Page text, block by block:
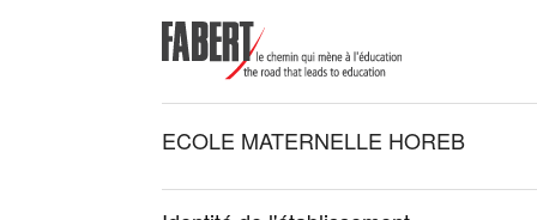
ECOLE MATERNELLE HOREB